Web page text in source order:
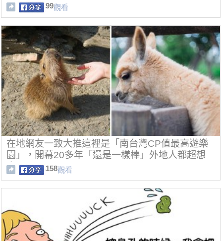
99觀看
在地網友一致大推這裡是「南台灣CP值最高遊樂
園」，開幕20多年「還是一樣棒」外地人都超想
去！
158觀看